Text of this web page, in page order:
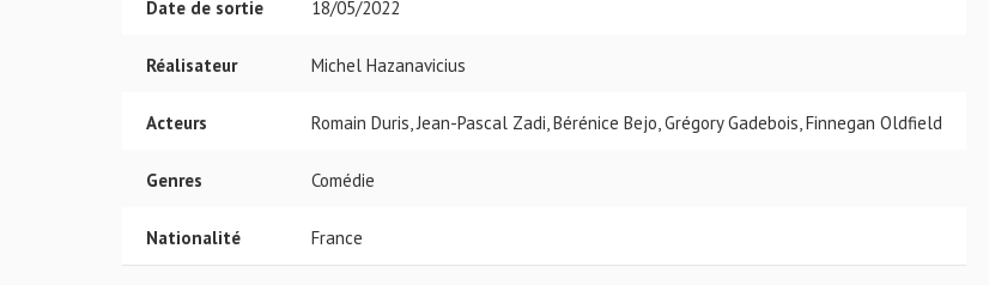
Date de sortie 18/05/2022
Réalisateur Michel Hazanavicius
Acteurs Romain Duris, Jean-Pascal Zadi, Bérénice Bejo, Grégory Gadebois, Finnegan Oldfield
Genres Comédie
Nationalité France